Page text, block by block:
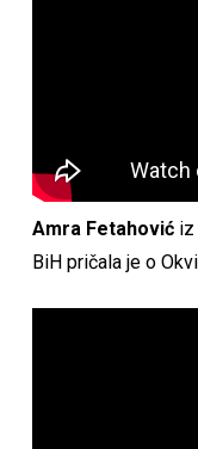
Amra Fetahovićiz
BiH pričala je o